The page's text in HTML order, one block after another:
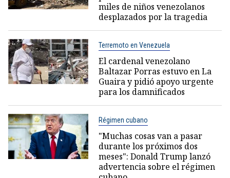
miles de niños venezolanos
desplazados por la tragedia
Terremoto en Venezuela
El cardenal venezolano
Baltazar Porras estuvo en La
Guaira y pidió apoyo urgente
para los damnificados
Régimen cubano
"Muchas cosas van a pasar
durante los próximos dos
meses": Donald Trump lanzó
advertencia sobre el régimen